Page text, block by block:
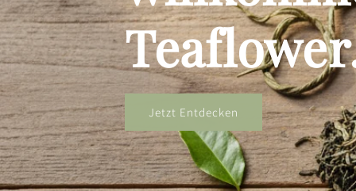
Jetzt Entdecken